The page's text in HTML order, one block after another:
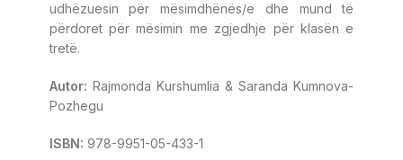
udhëzuesin për mësimdhënës/e dhe mund të
përdoret për mësimin me zgjedhje për klasën e
tretë.
Autor: Rajmonda Kurshumlia & Saranda Kumnova-
Pozhegu
ISBN: 978-9951-05-433-1